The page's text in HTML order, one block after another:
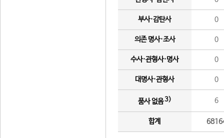
부사·감탄사 0
의존 명사·조사 0
수사·관형사·명사 0
대명사·관형사 0
품사 없음3) 6
합계